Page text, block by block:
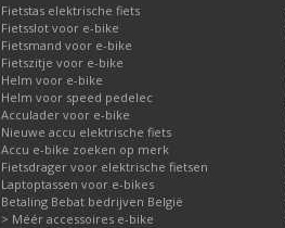
Fietstas elektrische fiets
Fietsslot voor e-bike
Fietsmand voor e-bike
Fietszitje voor e-bike
Helm voor e-bike
Helm voor speed pedelec
Acculader voor e-bike
Nieuwe accu elektrische fiets
Accu e-bike zoeken op merk
Fietsdrager voor elektrische fietsen
Laptoptassen voor e-bikes
Betaling Bebat bedrijven België
> Méér accessoires e-bike